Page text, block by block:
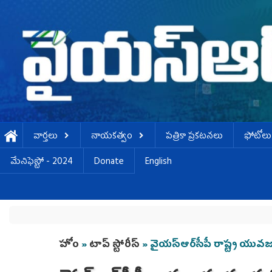
వార్తలు నాయకత్వం పత్రికా ప్రకటనలు
ఫోటోలు
మేనిఫెస్టో - 2024
Donate English
You are here
హోం »టాప్ స్టోరీస్ » వైయ‌స్ఆర్‌సీపీ రాష్ట్ర